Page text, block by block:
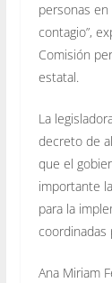
personas
contagio”,
Comisión
estatal.
La
decreto de
que el
importante
para la
coordinadas
Ana Miriam